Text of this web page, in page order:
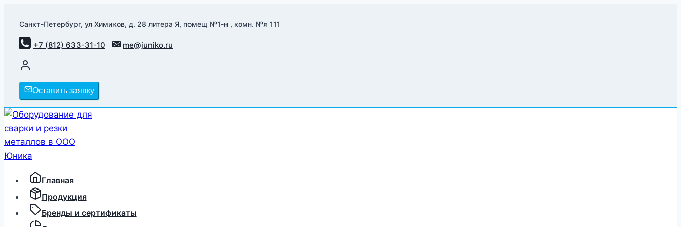
содержимому
Санкт-Петербург, ул Химиков, д. 28 литера Я, помещ №1-н , комн. №я 111
+7 (812) 633-31-10 me@juniko.ru
Оставить заявку
Главная
Продукция
Бренды и сертификаты